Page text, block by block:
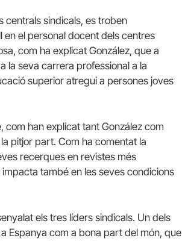
centrals sindicals, es troben
el personal docent dels centres
com ha explicat González, que a
la seva carrera professional a la
superior atregui a persones joves
han explicat tant González com
pitjor part. Com ha comentat la
recerques en revistes més
també en les seves condicions
els tres líders sindicals. Un dels
Espanya com a bona part del món, que